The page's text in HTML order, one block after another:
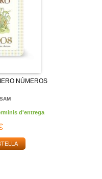
NÚMEROS
d'entrega